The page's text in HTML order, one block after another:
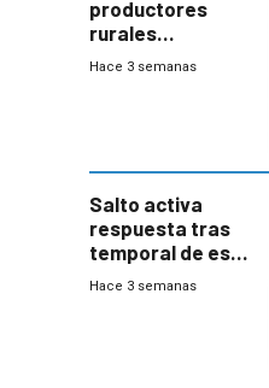
productores
rurales
afectados tras
Hace 3 semanas
Salto activa
respuesta tras
temporal de este
sábado con
Hace 3 semanas